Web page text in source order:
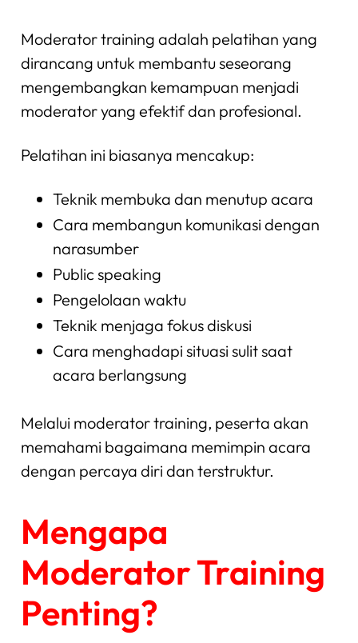
Moderator training adalah pelatihan yang
dirancang untuk membantu seseorang
mengembangkan kemampuan menjadi
moderator yang efektif dan profesional.
Pelatihan ini biasanya mencakup:
Teknik membuka dan menutup acara
Cara membangun komunikasi dengan
narasumber
Public speaking
Pengelolaan waktu
Teknik menjaga fokus diskusi
Cara menghadapi situasi sulit saat
acara berlangsung
Melalui moderator training, peserta akan
memahami bagaimana memimpin acara
dengan percaya diri dan terstruktur.
Mengapa
Moderator Training
Penting?